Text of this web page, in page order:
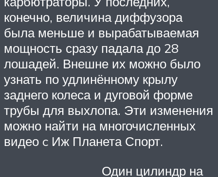
конечно, величина диффузора
была меньше и вырабатываемая
мощность сразу падала до 28
лошадей. Внешне их можно было
узнать по удлинённому крылу
заднего колеса и дуговой форме
трубы для выхлопа. Эти изменения
можно найти на многочисленных
видео c Иж Планета Спорт.
Один цилиндр на